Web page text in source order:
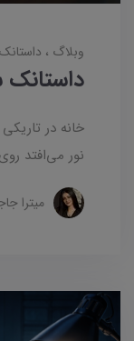
وبلاگ داستانک‌
داستانک
خانه در تاریکی
نور می‌افتد
میترا